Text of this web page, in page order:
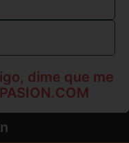
dime que me